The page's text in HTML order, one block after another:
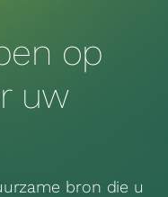
op
uw
bron die u